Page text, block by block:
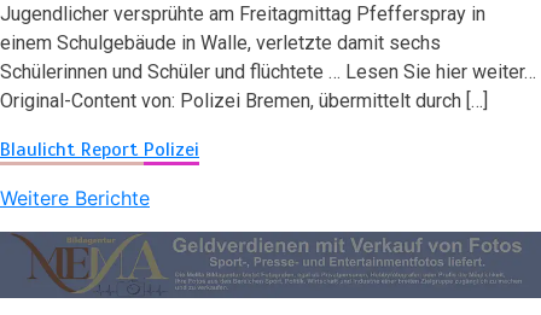
Jugendlicher versprühte am Freitagmittag Pfefferspray in
einem Schulgebäude in Walle, verletzte damit sechs
Schülerinnen und Schüler und flüchtete … Lesen Sie hier weiter…
Original-Content von: Polizei Bremen, übermittelt durch […]
Blaulicht Report Polizei
Weitere Berichte